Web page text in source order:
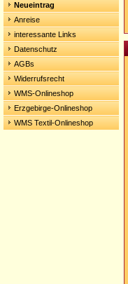
Neueintrag
Anreise
interessante Links
Datenschutz
AGBs
Widerrufsrecht
WMS-Onlineshop
Erzgebirge-Onlineshop
WMS Textil-Onlineshop